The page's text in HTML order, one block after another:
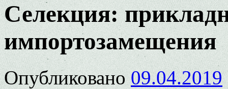
Селекция:
импортозамещения
Опубликовано 09.04.2019